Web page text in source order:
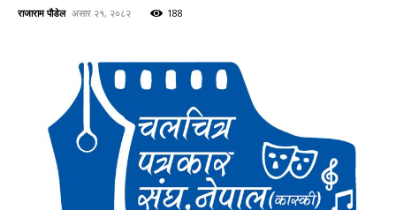
राजाराम पौडेल असार २१, २०८२ 188